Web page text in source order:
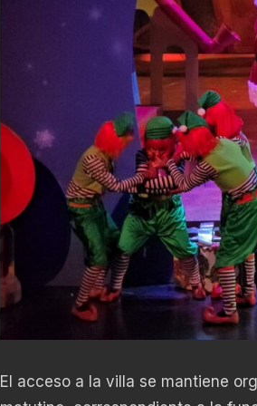
El acceso a la villa se mantiene